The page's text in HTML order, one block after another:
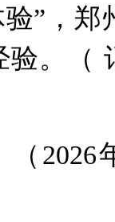
”，
验。（
（